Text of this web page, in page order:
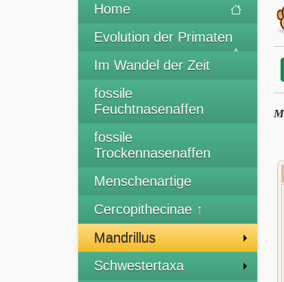
Home
Evolution der Primaten
Im Wandel der Zeit
fossile
Feuchtnasenaffen
fossile
Trockennasenaffen
Menschenartige
Cercopithecinae ↑
Mandrillus
Schwestertaxa